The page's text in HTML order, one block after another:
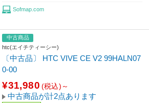
Sofmap.com
中古商品
htc(エイチティーシー)
〔中古品〕 HTC VIVE CE V2 99HALN07
0-00
¥31,980 (税込)～
中古商品が計2点あります